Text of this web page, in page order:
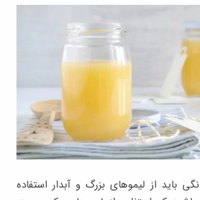
باید از لیموهای بزرگ و آبدار استفاده